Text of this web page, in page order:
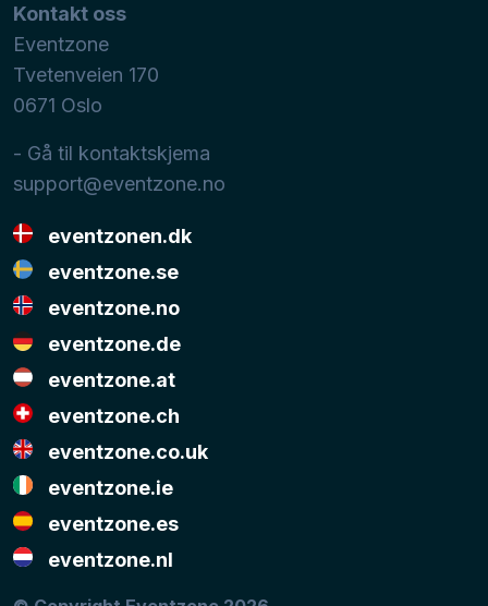
Kontakt oss
Eventzone
Tvetenveien 170
0671 Oslo
- Gå til kontaktskjema
support@eventzone.no
eventzonen.dk
eventzone.se
eventzone.no
eventzone.de
eventzone.at
eventzone.ch
eventzone.co.uk
eventzone.ie
eventzone.es
eventzone.nl